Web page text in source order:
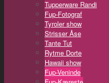
Tupperware Randi
Fup-Fotograf
Tyroler show
Strisser Åse
Tante Tut
Rytme Dorte
Hawaii show
Fup-Veninde